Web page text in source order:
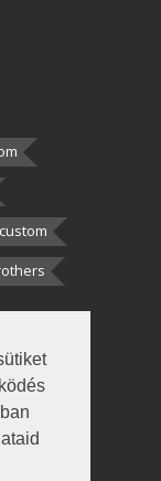
custom
fél autót,
volt